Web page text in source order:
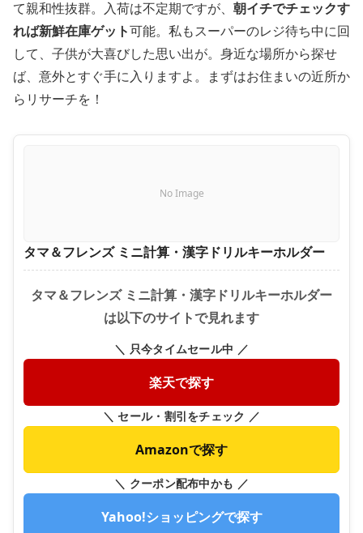
て親和性抜群。入荷は不定期ですが、 朝イチでチェックす
れば新鮮在庫ゲット可能。私もスーパーのレジ待ち中に回
して、子供が大喜びした思い出が。身近な場所から探せ
ば、意外とすぐ手に入りますよ。まずはお住まいの近所か
らリサーチを！
No Image
タマ＆フレンズ ミニ計算・漢字ドリルキーホルダー
タマ＆フレンズ ミニ計算・漢字ドリルキーホルダー
は以下のサイトで見れます
＼ 只今タイムセール中 ／
楽天で探す
＼ セール・割引をチェック ／
Amazonで探す
＼ クーポン配布中かも ／
Yahoo!ショッピングで探す